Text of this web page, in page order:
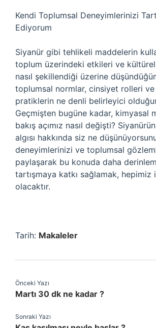
Kendi Toplumsal Deneyimlerinizi
Ediyorum
Siyanür gibi tehlikeli maddelerin
toplum üzerindeki etkileri ve
nasıl şekillendiği üzerine
toplumsal normlar, cinsiyet rolleri
pratiklerin ne denli belirleyici
Geçmişten bugüne kadar, kimyasal
bakış açımız nasıl değişti?
algısı hakkında siz ne
deneyimlerinizi ve toplumsal
paylaşarak bu konuda daha
tartışmaya katkı sağlamak, hepimiz
olacaktır.
Tarih: Makaleler
Önceki Yazı
Martı 30 dk ne kadar ?
Sonraki Yazı